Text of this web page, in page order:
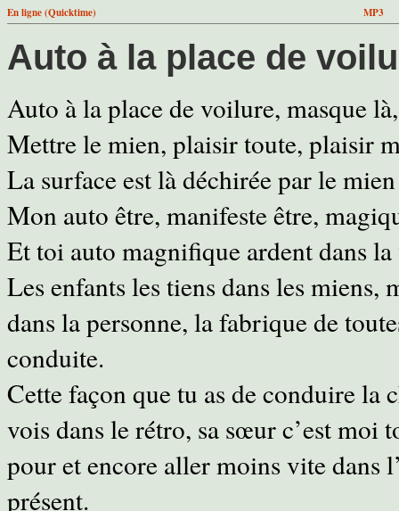
En ligne (Quicktime) MP3
Auto à la place de
Auto à la place de voilure, masque
Mettre le mien, plaisir toute, plaisir
La surface est là déchirée par le
Mon auto être, manifeste être,
Et toi auto magnifique ardent dans
Les enfants les tiens dans les
dans la personne, la fabrique de
conduite.
Cette façon que tu as de conduire la
vois dans le rétro, sa sœur c’est moi
pour et encore aller moins vite dans
présent.